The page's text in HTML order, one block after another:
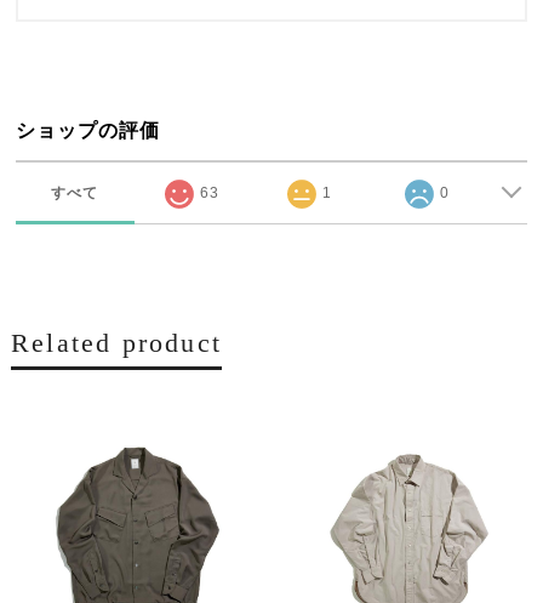
ショップの評価
すべて 63 1 0
Related product